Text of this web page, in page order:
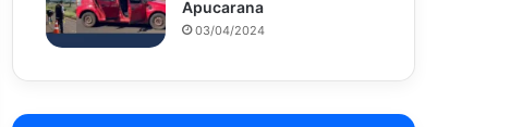
Apucarana
03/04/2024